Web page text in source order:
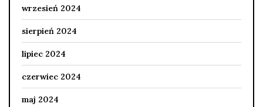
wrzesień 2024
sierpień 2024
lipiec 2024
czerwiec 2024
maj 2024